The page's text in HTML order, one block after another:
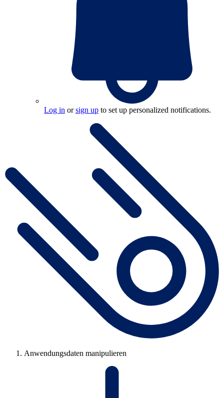
Log in orsign up to set up personalized notifications.
Anwendungsdaten manipulieren